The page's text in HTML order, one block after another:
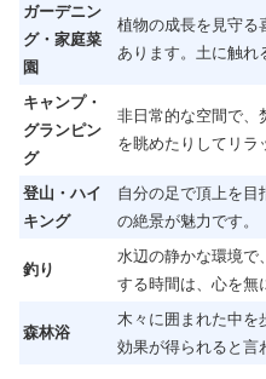
ガーデニン
グ・家庭菜
園
植物の成長を見守る
あります。土に触れ
キャンプ・
グランピン
グ
非日常的な空間で、
を眺めたりしてリラ
登山・ハイ
キング
自分の足で頂上を目
の絶景が魅力です。
釣り
水辺の静かな環境で
する時間は、心を無
森林浴
木々に囲まれた中を
効果が得られると言